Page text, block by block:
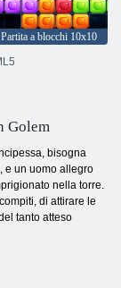
Partita a blocchi 10x10
Golem
bisogna
e un uomo allegro
nella torre.
di attirare le
tanto atteso